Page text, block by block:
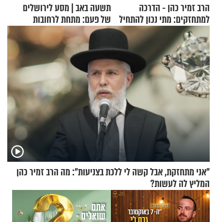
הרב זמיר כהן - הדרכה
למתחזקים: מתי נכון להתחיל
עם לבישת הציצית?
תשעה באב | מסע לירושלים
של פעם: מתחת לרחובות
ירושלים
"אני מתחזקת, אבל קשה לי ללכת בצניעות": מה הרב זמיר כהן
המליץ לה לעשות?